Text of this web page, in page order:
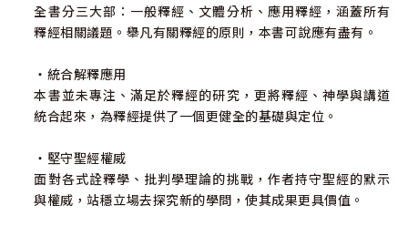
全書分三大部：一般釋經、文體分析、應用釋經，涵蓋所有
釋經相關議題。舉凡有關釋經的原則，本書可說應有盡有。
‧統合解釋應用
本書並未專注、滿足於釋經的研究，更將釋經、神學與講道
統合起來，為釋經提供了一個更健全的基礎與定位。
‧堅守聖經權威
面對各式詮釋學、批判學理論的挑戰，作者持守聖經的默示
與權威，站穩立場去探究新的學問，使其成果更具價值。